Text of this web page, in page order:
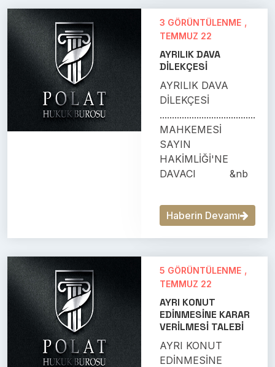
3 GÖRÜNTÜLENME ,
TEMMUZ 22
AYRILIK DAVA
DİLEKÇESİ
AYRILIK DAVA
DİLEKÇESİ
.......................................
MAHKEMESİ
SAYIN
HAKİMLİĞİ'NE
DAVACI &nb
Haberin Devamı
5 GÖRÜNTÜLENME ,
TEMMUZ 22
AYRI KONUT
EDİNMESİNE KARAR
VERİLMESİ TALEBİ
AYRI KONUT
EDİNMESİNE